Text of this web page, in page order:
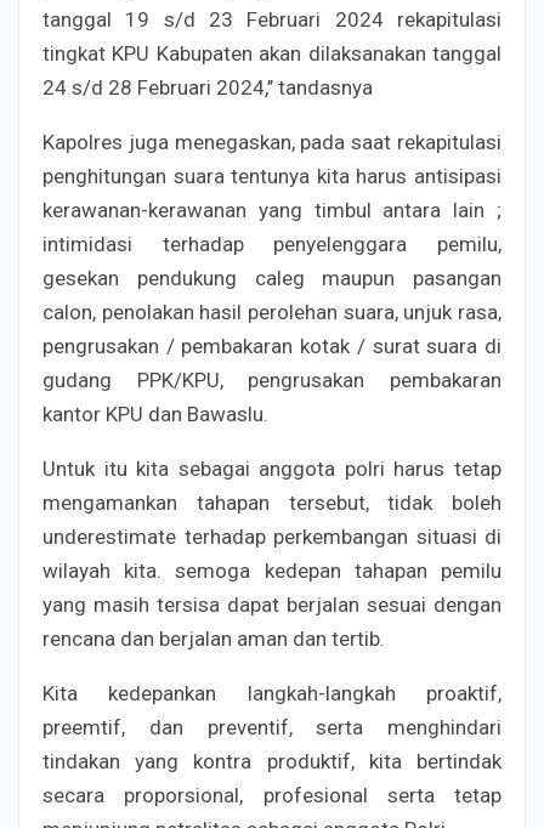
tanggal 19 s/d 23 Februari 2024 rekapitulasi
tingkat KPU Kabupaten akan dilaksanakan tanggal
24 s/d 28 Februari 2024,’’ tandasnya
Kapolres juga menegaskan, pada saat rekapitulasi
penghitungan suara tentunya kita harus antisipasi
kerawanan-kerawanan yang timbul antara lain ;
intimidasi terhadap penyelenggara pemilu,
gesekan pendukung caleg maupun pasangan
calon, penolakan hasil perolehan suara, unjuk rasa,
pengrusakan / pembakaran kotak / surat suara di
gudang PPK/KPU, pengrusakan pembakaran
kantor KPU dan Bawaslu.
Untuk itu kita sebagai anggota polri harus tetap
mengamankan tahapan tersebut, tidak boleh
underestimate terhadap perkembangan situasi di
wilayah kita. semoga kedepan tahapan pemilu
yang masih tersisa dapat berjalan sesuai dengan
rencana dan berjalan aman dan tertib.
Kita kedepankan langkah-langkah proaktif,
preemtif, dan preventif, serta menghindari
tindakan yang kontra produktif, kita bertindak
secara proporsional, profesional serta tetap